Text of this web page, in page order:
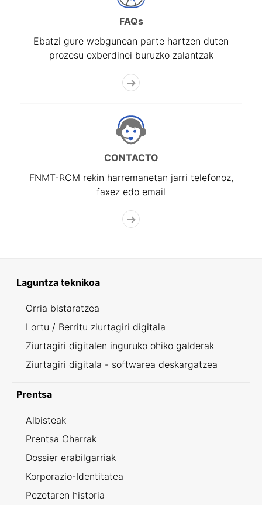
FAQs
Ebatzi gure webgunean parte hartzen duten
prozesu exberdinei buruzko zalantzak
CONTACTO
FNMT-RCM rekin harremanetan jarri telefonoz,
faxez edo email
Laguntza teknikoa
Orria bistaratzea
Lortu / Berritu ziurtagiri digitala
Ziurtagiri digitalen inguruko ohiko galderak
Ziurtagiri digitala - softwarea deskargatzea
Prentsa
Albisteak
Prentsa Oharrak
Dossier erabilgarriak
Korporazio-Identitatea
Pezetaren historia